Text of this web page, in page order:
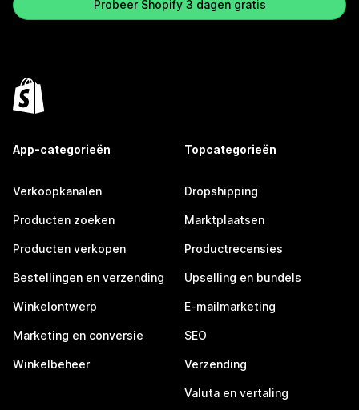
Probeer Shopify 3 dagen gratis
App-categorieën
Verkoopkanalen
Producten zoeken
Producten verkopen
Bestellingen en verzending
Winkelontwerp
Marketing en conversie
Winkelbeheer
Topcategorieën
Dropshipping
Marktplaatsen
Productrecensies
Upselling en bundels
E-mailmarketing
SEO
Verzending
Valuta en vertaling